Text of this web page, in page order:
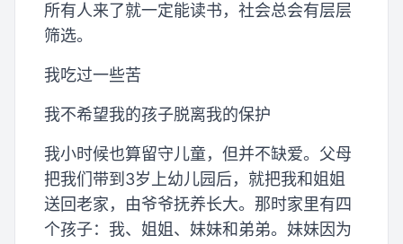
所有人来了就一定能读书，社会总会有层层
筛选。
我吃过一些苦
我不希望我的孩子脱离我的保护
我小时候也算留守儿童，但并不缺爱。父母
把我们带到3岁上幼儿园后，就把我和姐姐
送回老家，由爷爷抚养长大。那时家里有四
个孩子：我、姐姐、妹妹和弟弟。妹妹因为